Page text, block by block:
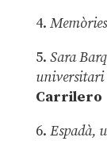
4.
5. Sara
universitari
Carrilero
6. Espadà,